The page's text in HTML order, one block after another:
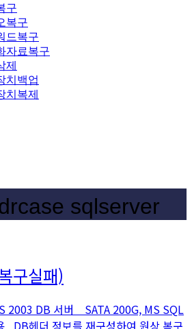
구
복구
드복구
자료복구
제
치백업
치복제
sqlserver
구실패)
2003 DB 서버 SATA 200G, MS SQL
DB헤더 정보를 재구성하여 원상 복구